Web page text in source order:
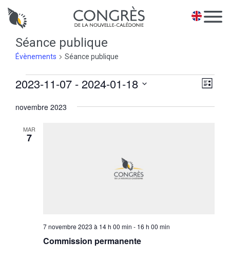
EN
Séance publique
Évènements Séance publique
Évènements
vues
Liste
2023-11-07 - 2024-01-18
une
novembre 2023
MAR
7
Commission permanente
7 novembre 2023 à 14 h 00 min - 16 h 00 min
Panneau de gestion des cookies